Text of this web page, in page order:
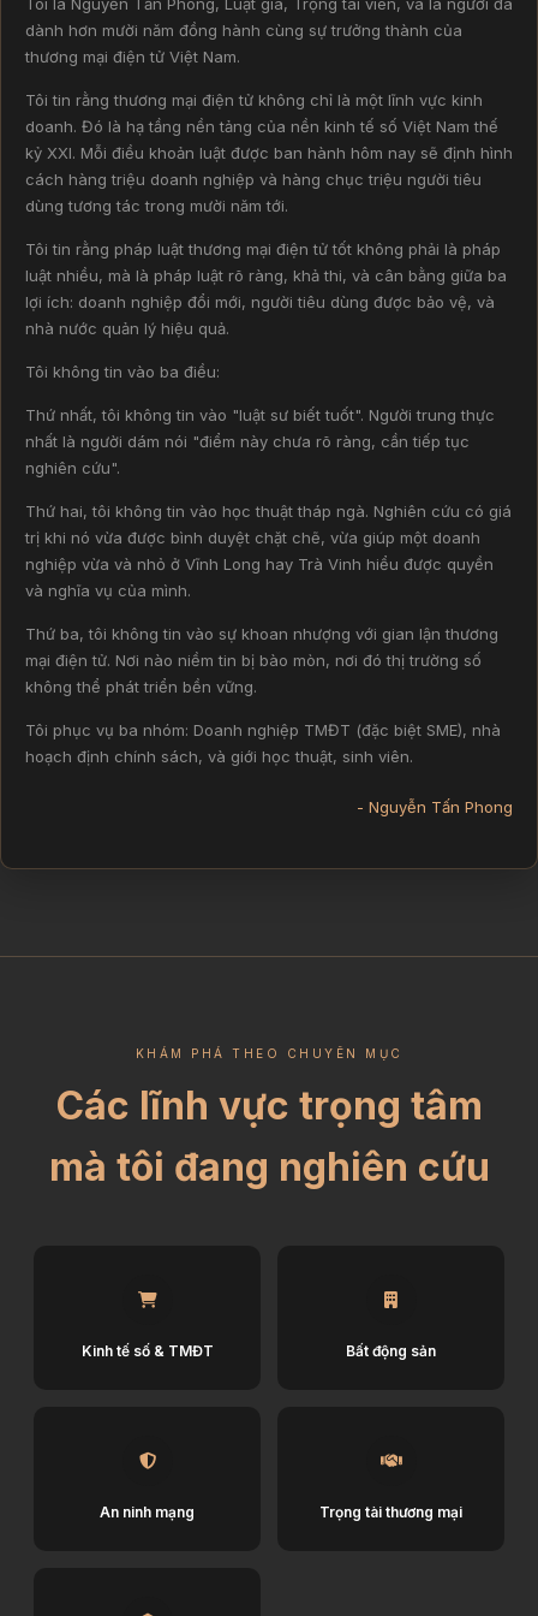
Tôi là Nguyễn Tấn Phong, Luật gia, Trọng tài viên, và là người đã
dành hơn mười năm đồng hành cùng sự trưởng thành của
thương mại điện tử Việt Nam.
Tôi tin rằng thương mại điện tử không chỉ là một lĩnh vực kinh
doanh. Đó là hạ tầng nền tảng của nền kinh tế số Việt Nam thế
kỷ XXI. Mỗi điều khoản luật được ban hành hôm nay sẽ định hình
cách hàng triệu doanh nghiệp và hàng chục triệu người tiêu
dùng tương tác trong mười năm tới.
Tôi tin rằng pháp luật thương mại điện tử tốt không phải là pháp
luật nhiều, mà là pháp luật rõ ràng, khả thi, và cân bằng giữa ba
lợi ích: doanh nghiệp đổi mới, người tiêu dùng được bảo vệ, và
nhà nước quản lý hiệu quả.
Tôi không tin vào ba điều:
Thứ nhất, tôi không tin vào "luật sư biết tuốt". Người trung thực
nhất là người dám nói "điểm này chưa rõ ràng, cần tiếp tục
nghiên cứu".
Thứ hai, tôi không tin vào học thuật tháp ngà. Nghiên cứu có giá
trị khi nó vừa được bình duyệt chặt chẽ, vừa giúp một doanh
nghiệp vừa và nhỏ ở Vĩnh Long hay Trà Vinh hiểu được quyền
và nghĩa vụ của mình.
Thứ ba, tôi không tin vào sự khoan nhượng với gian lận thương
mại điện tử. Nơi nào niềm tin bị bào mòn, nơi đó thị trường số
không thể phát triển bền vững.
Tôi phục vụ ba nhóm: Doanh nghiệp TMĐT (đặc biệt SME), nhà
hoạch định chính sách, và giới học thuật, sinh viên.
- Nguyễn Tấn Phong
KHÁM PHÁ THEO CHUYÊN MỤC
Các lĩnh vực trọng tâm
mà tôi đang nghiên cứu
Kinh tế số & TMĐT Bất động sản
An ninh mạng Trọng tài thương mại